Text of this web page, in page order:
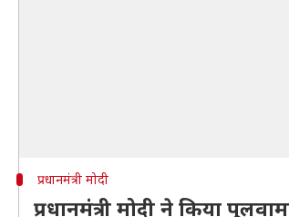
प्रधानमंत्री मोदी
प्रधानमंत्री मोदी ने किया